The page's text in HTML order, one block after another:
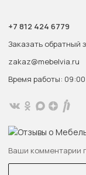
+7 812 424 6779
Заказать обратный
zakaz@mebelvia.ru
Время работы: 09:00
Ваши комментарии